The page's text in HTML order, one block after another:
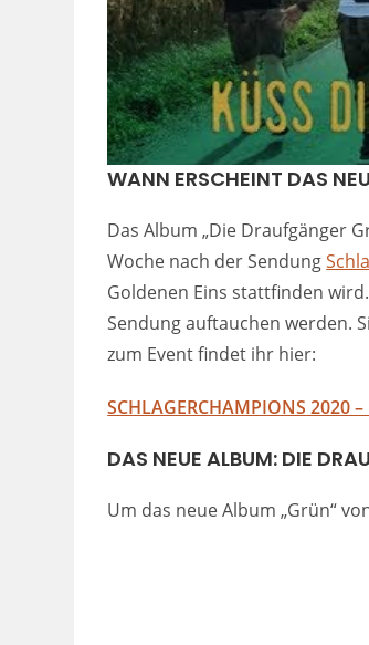
WANN ERSCHEINT DAS
Das Album „Die Draufgänger
Woche nach der Sendung
Goldenen Eins stattfinden
Sendung auftauchen werden.
zum Event findet ihr hier:
SCHLAGERCHAMPIONS 2020
DAS NEUE ALBUM: DIE
Um das neue Album „Grün“